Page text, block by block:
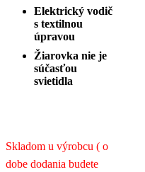
Elektrický vodič
s textilnou
úpravou
Žiarovka nie je
súčasťou
svietidla
Skladom u výrobcu ( o
dobe dodania budete